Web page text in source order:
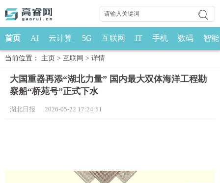
首页 AI 云计算 5G 互联网 IT 手机 数码 智能
当前位置： 主页 > 互联网 > 详情
大国重器再添“湖北力量” 国内最大双体海洋工程勘
察船“桥苑号”正式下水
湖北日报 2026-05-22 17:24:51